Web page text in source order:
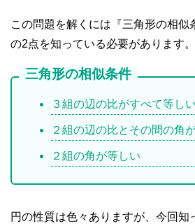
この問題を解くには『三角形の相似
の2点を知っている必要があります。
三角形の相似条件
３組の辺の比がすべて等しい
２組の辺の比とその間の角
２組の角が等しい
円の性質は色々ありますが、今回知